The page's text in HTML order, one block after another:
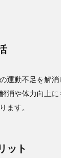
運動不足を解
消や体力向上
ます。
ット